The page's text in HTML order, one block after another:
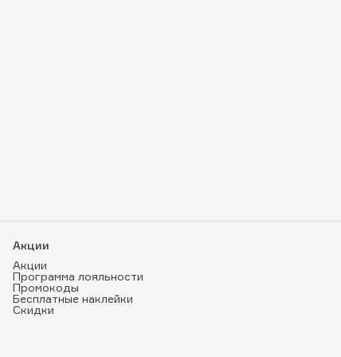
Акции
Акции
Программа лояльности
Промокоды
Бесплатные наклейки
Скидки